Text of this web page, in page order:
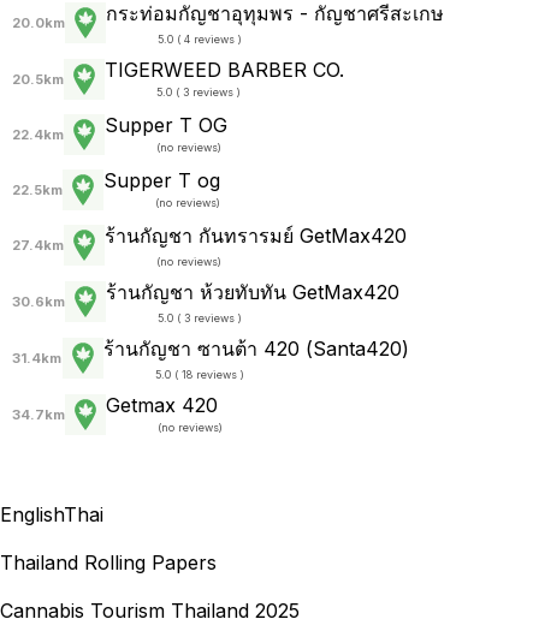
20.0km กระท่อมกัญชาอุทุมพร - กัญชาศรีสะเกษ
5.0 ( 4 reviews )
20.5km TIGERWEED​ BARBER​ CO​.
5.0 ( 3 reviews )
22.4km Supper T OG
(no reviews)
22.5km Supper T og
(no reviews)
27.4km ร้านกัญชา กันทรารมย์ GetMax420
(no reviews)
30.6km ร้านกัญชา ห้วยทับทัน GetMax420
5.0 ( 3 reviews )
31.4km ร้านกัญชา ซานต้า 420 (Santa420)
5.0 ( 18 reviews )
34.7km Getmax 420
(no reviews)
EnglishThai
Thailand Rolling Papers
Cannabis Tourism Thailand 2025